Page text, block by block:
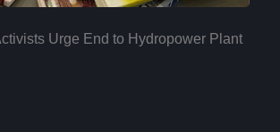
Urge End to Hydropower Plant